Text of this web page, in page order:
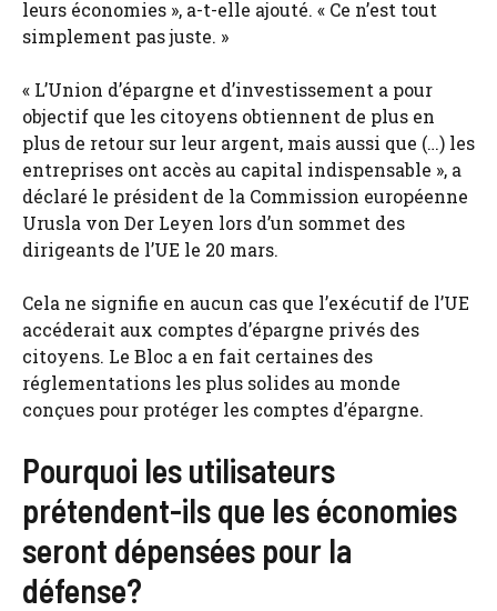
leurs économies », a-t-elle ajouté. « Ce n’est tout
simplement pas juste. »
« L’Union d’épargne et d’investissement a pour
objectif que les citoyens obtiennent de plus en
plus de retour sur leur argent, mais aussi que (…) les
entreprises ont accès au capital indispensable », a
déclaré le président de la Commission européenne
Urusla von Der Leyen lors d’un sommet des
dirigeants de l’UE le 20 mars.
Cela ne signifie en aucun cas que l’exécutif de l’UE
accéderait aux comptes d’épargne privés des
citoyens. Le Bloc a en fait certaines des
réglementations les plus solides au monde
conçues pour protéger les comptes d’épargne.
Pourquoi les utilisateurs
prétendent-ils que les économies
seront dépensées pour la
défense?